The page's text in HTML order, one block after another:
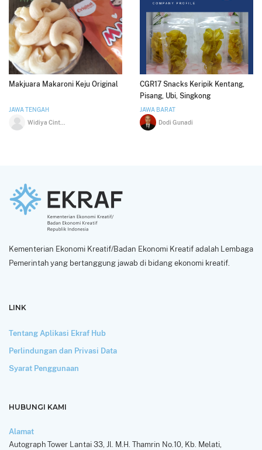
Makjuara Makaroni Keju Original
JAWA TENGAH
CGR17 Snacks Keripik Kentang,
Pisang, Ubi, Singkong
JAWA BARAT
Dodi Gunadi
Kementerian Ekonomi Kreatif/Badan Ekonomi Kreatif adalah Lembaga
Pemerintah yang bertanggung jawab di bidang ekonomi kreatif.
LINK
Tentang Aplikasi Ekraf Hub
Perlindungan dan Privasi Data
Syarat Penggunaan
HUBUNGI KAMI
Alamat
Autograph Tower Lantai 33, Jl. M.H. Thamrin No.10, Kb. Melati,